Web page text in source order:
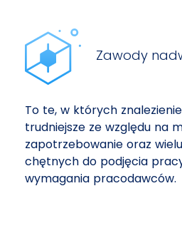
Zawody
To te, w których
trudniejsze ze względu na
zapotrzebowanie oraz
chętnych do podjęcia
wymagania pracodawców.